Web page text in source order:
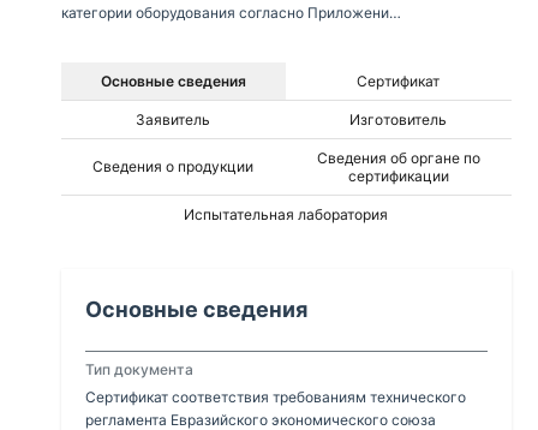
категории оборудования согласно Приложению
Основные сведения Сертификат
Заявитель Изготовитель
Сведения о продукции
Сведения об органе по
сертификации
Испытательная лаборатория
Основные сведения
Тип документа
Сертификат соответствия требованиям технического
регламента Евразийского экономического союза